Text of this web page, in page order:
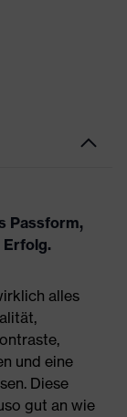
Passform,
Erfolg.
alles
und eine
Diese
gut an wie